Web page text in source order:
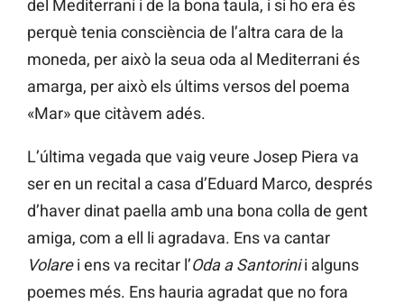
del Mediterrani i de la bona taula, i si ho era és
perquè tenia consciència de l’altra cara de la
moneda, per això la seua oda al Mediterrani és
amarga, per això els últims versos del poema
«Mar» que citàvem adés.
L’última vegada que vaig veure Josep Piera va
ser en un recital a casa d’Eduard Marco, després
d’haver dinat paella amb una bona colla de gent
amiga, com a ell li agradava. Ens va cantar
Volarei ens va recitar l’Oda a Santorinii alguns
poemes més. Ens hauria agradat que no fora